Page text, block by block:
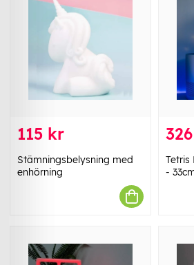
115 kr
Stämningsbelysning med
enhörning
Tetris
-